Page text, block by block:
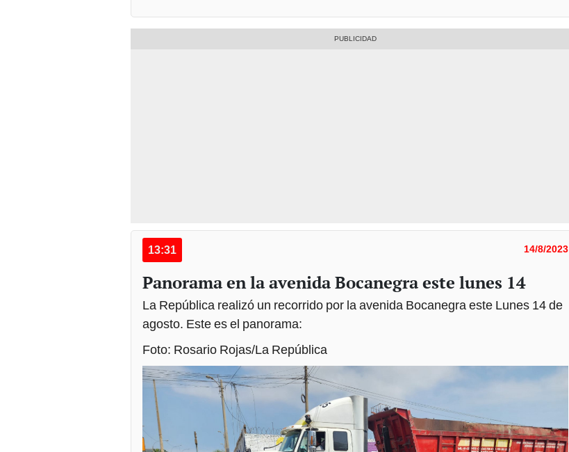
13:31 14/8/2023
Panorama en la avenida Bocanegra este lunes 14
La República realizó un recorrido por la avenida Bocanegra este Lunes 14 de
agosto. Este es el panorama:
Foto: Rosario Rojas/La República